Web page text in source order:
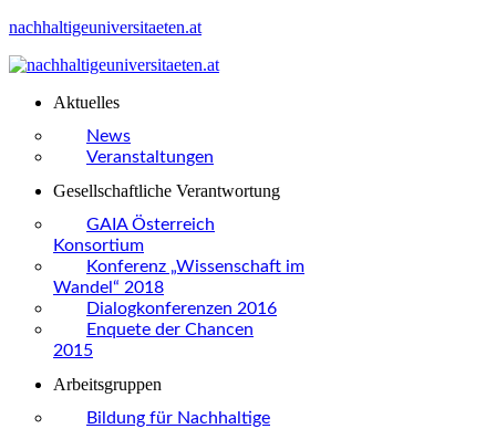
nachhaltigeuniversitaeten.at
Aktuelles
News
Veranstaltungen
Gesellschaftliche Verantwortung
GAIA Österreich
Konsortium
Konferenz „Wissenschaft im
Wandel“ 2018
Dialogkonferenzen 2016
Enquete der Chancen
2015
Arbeitsgruppen
Bildung für Nachhaltige